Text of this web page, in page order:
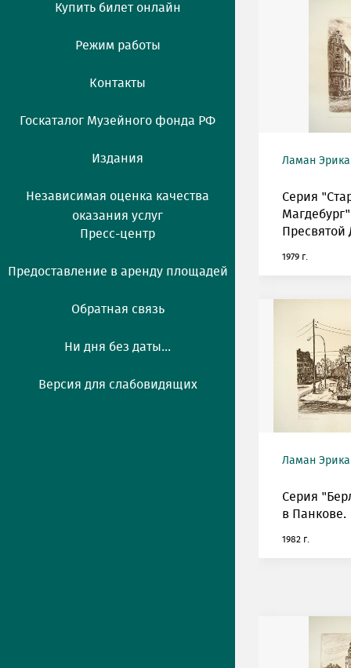
Купить билет онлайн
Режим работы
Контакты
Госкаталог Музейного фонда РФ
Издания
Независимая оценка качества
оказания услуг
Пресс-центр
Предоставление в аренду площадей
Обратная связь
Ни дня без даты...
Версия для слабовидящих
Ламан Эрика
Серия
1979 г.
Ламан Эрика
Серия
в Панкове.
1982 г.